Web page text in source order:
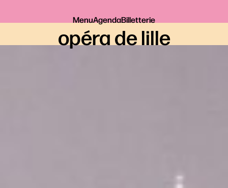
MenuAgendaBilletterie
opéra de lille